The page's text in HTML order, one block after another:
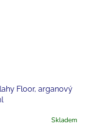
Floor, arganový
Skladem